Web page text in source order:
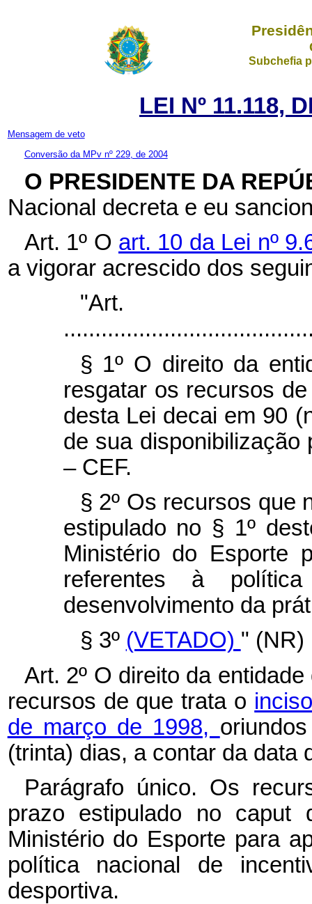
Subchefia
LEI Nº 11.118,
Mensagem de veto
Conversão da MPv nº 229, de 2004
O PRESIDENTE DA
Nacional decreta e eu
Art. 1º O art. 10 da Lei nº
a vigorar acrescido dos
§ 1º O direito da
resgatar os recursos
desta Lei decai em 90
de sua disponibilização
– CEF.
§ 2º Os recursos que
estipulado no § 1º
Ministério do Esporte
referentes à
desenvolvimento da
§ 3º (VETADO) " (NR)
Art. 2º O direito da
recursos de que trata o
de março de 1998,
(trinta) dias, a contar da data
Parágrafo único. Os
prazo estipulado no caput
Ministério do Esporte para
política nacional de
desportiva.